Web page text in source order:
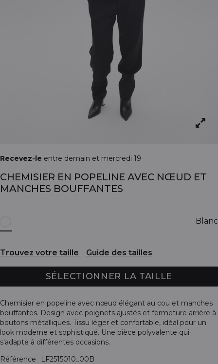
Recevez-le entre demain et mercredi 19
CHEMISIER EN POPELINE AVEC NŒUD ET
MANCHES BOUFFANTES
Blanc
Trouvez votre taille Guide des tailles
SÉLECTIONNER LA TAILLE
Chemisier en popeline avec nœud élégant au cou et manches
bouffantes. Design avec poignets ajustés et fermeture arrière à
boutons métalliques. Tissu léger et confortable, idéal pour un
look moderne et sophistiqué. Une pièce polyvalente qui
s'adapte à différentes occasions.
Référence
LF2515010_00B